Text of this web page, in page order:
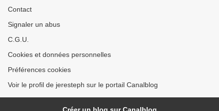
Contact
Signaler un abus
C.G.U.
Cookies et données personnelles
Préférences cookies
Voir le profil de jeresteph sur le portail Canalblog